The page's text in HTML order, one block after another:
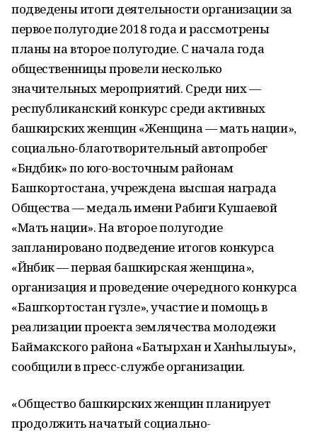
подведены итоги деятельности организации за
первое полугодие 2018 года и рассмотрены
планы на второе полугодие. С начала года
общественницы провели несколько
значительных мероприятий. Среди них —
республиканский конкурс среди активных
башкирских женщин «Женщина — мать нации»,
социально-благотворительный автопробег
«Бәндәбикә» по юго-восточным районам
Башкортостана, учреждена высшая награда
Общества — медаль имени Рабиги Кушаевой
«Мать нации». На второе полугодие
запланировано подведение итогов конкурса
«Йәнбикә — первая башкирская женщина»,
организация и проведение очередного конкурса
«Башҡортостан гүзәле», участие и помощь в
реализации проекта землячества молодежи
Баймакского района «Батырхан и Ханһылыуы»,
сообщили в пресс-службе организации.
«Общество башкирских женщин планирует
продолжить начатый социально-